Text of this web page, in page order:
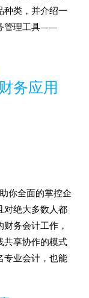
种类，并介绍一
管理工具——
务应用
你全面的掌控企
对绝大多数人都
务会计工作，
共享协作的模式
专业会计，也能